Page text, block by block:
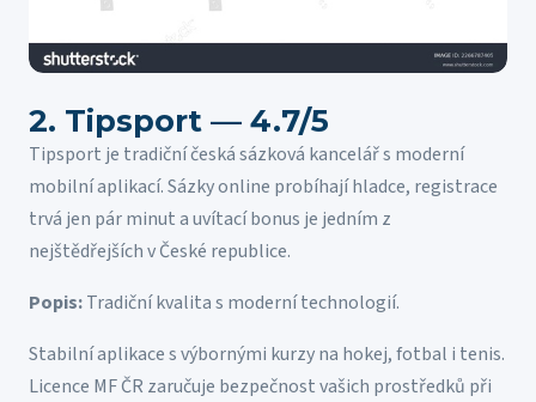
2. Tipsport — 4.7/5
Tipsport je tradiční česká sázková kancelář s moderní
mobilní aplikací. Sázky online probíhají hladce, registrace
trvá jen pár minut a uvítací bonus je jedním z
nejštědřejších v České republice.
Popis:Tradiční kvalita s moderní technologií.
Stabilní aplikace s výbornými kurzy na hokej, fotbal i tenis.
Licence MF ČR zaručuje bezpečnost vašich prostředků při